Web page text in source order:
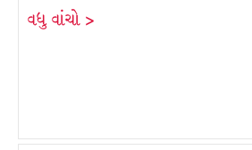
વધુ વાંચો >